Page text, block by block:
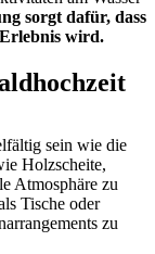
sorgt dafür, dass
Erlebnis wird.
sein wie die
Holzscheite,
Atmosphäre zu
Tische oder
zu